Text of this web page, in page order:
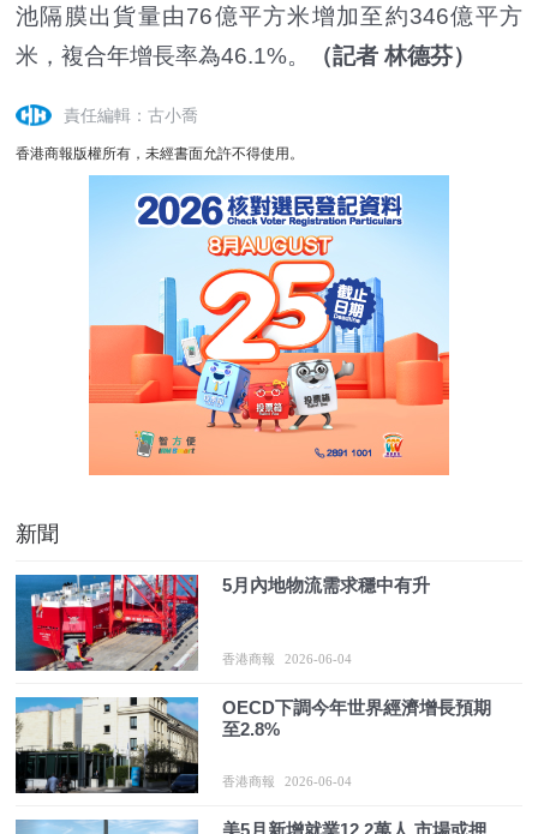
池隔膜出貨量由76億平方米增加至約346億平方
米，複合年增長率為46.1%。
（記者 林德芬）
責任編輯：古小喬
香港商報版權所有，未經書面允許不得使用。
新聞
5月內地物流需求穩中有升
香港商報 2026-06-04
OECD下調今年世界經濟增長預期
至2.8%
香港商報 2026-06-04
美5月新增就業12.2萬人 市場或押